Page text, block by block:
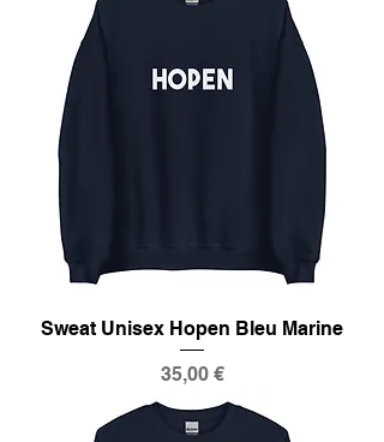
Sweat Unisex Hopen Bleu Marine
Prix
35,00 €